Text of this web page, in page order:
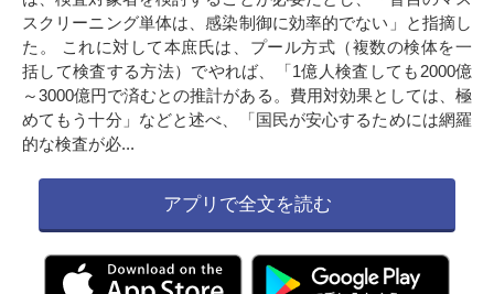
スクリーニング単体は、感染制御に効率的でない」と指摘し
た。 これに対して本庶氏は、プール方式（複数の検体を一
括して検査する方法）でやれば、「1億人検査しても2000億
～3000億円で済むとの推計がある。費用対効果としては、極
めてもう十分」などと述べ、「国民が安心するためには網羅
的な検査が必...
アプリで全文を読む